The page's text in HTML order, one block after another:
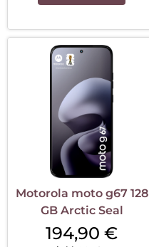
Motorola moto g67 128
GB Arctic Seal
194,90 €